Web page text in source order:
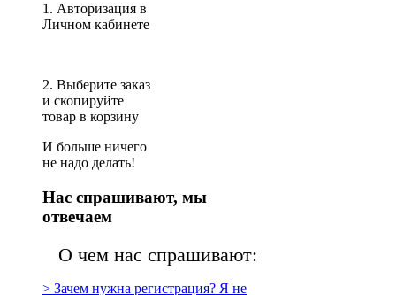
1. Авторизация в
Личном кабинете
2. Выберите заказ
и скопируйте
товар в корзину
И больше ничего
не надо делать!
Нас спрашивают, мы
отвечаем
О чем нас спрашивают:
> Зачем нужна регистрация? Я не